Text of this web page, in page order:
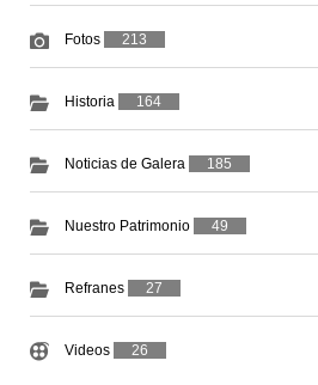
Fotos 213
Historia 164
Noticias de Galera 185
Nuestro Patrimonio 49
Refranes 27
Videos 26